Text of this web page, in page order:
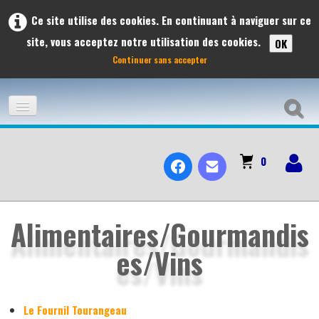
Ce site utilise des cookies. En continuant à naviguer sur ce
site, vous acceptez notre utilisation des cookies.
OK
Continuer sans accepter
LES VOYAGES ET SORTIES À L'AFFICHE 2026
PRÉVISIONS DES SORTIES 2026
0
Alimentaires/Gourmandis
es/Vins
Le Fournil Tourangeau